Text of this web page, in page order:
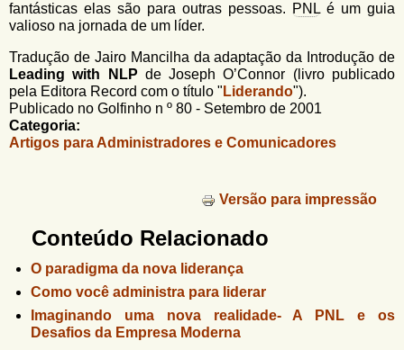
fantásticas elas são para outras pessoas. PNL é um guia
valioso na jornada de um líder.
Tradução de Jairo Mancilha da adaptação da Introdução de
Leading with NLP de Joseph O’Connor (livro publicado
pela Editora Record com o título " Liderando").
Publicado no Golfinho n º 80 - Setembro de 2001
Categoria:
Artigos para Administradores e Comunicadores
Versão para impressão
Conteúdo Relacionado
O paradigma da nova liderança
Como você administra para liderar
Imaginando uma nova realidade- A PNL e os
Desafios da Empresa Moderna